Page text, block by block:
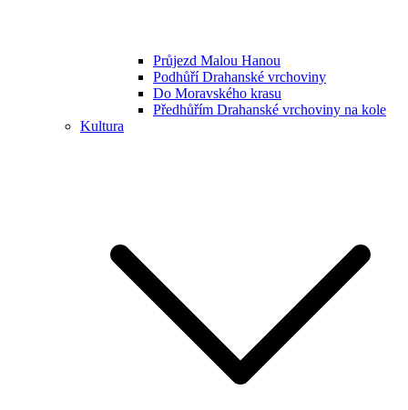
Průjezd Malou Hanou
Podhůří Drahanské vrchoviny
Do Moravského krasu
Předhůřím Drahanské vrchoviny na kole
Kultura